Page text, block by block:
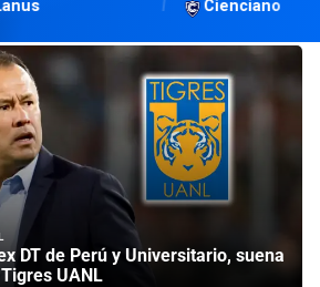
DT de Perú y Universitario, suena
UANL